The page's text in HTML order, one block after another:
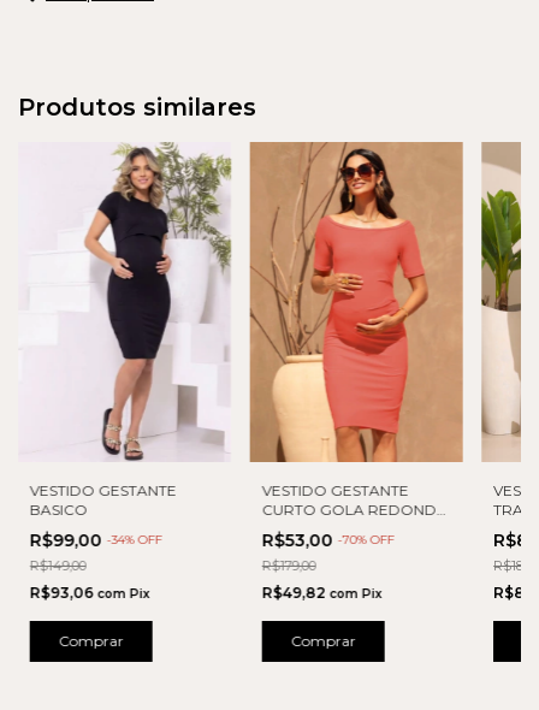
Produtos similares
VESTIDO GESTANTE
BASICO
R$99,00 -34% OFF
R$149,00
R$93,06 com Pix
Comprar
VESTIDO GESTANTE
CURTO GOLA REDONDA
E PREGAS
R$53,00 -70% OFF
R$179,00
R$49,82 com Pix
Comprar